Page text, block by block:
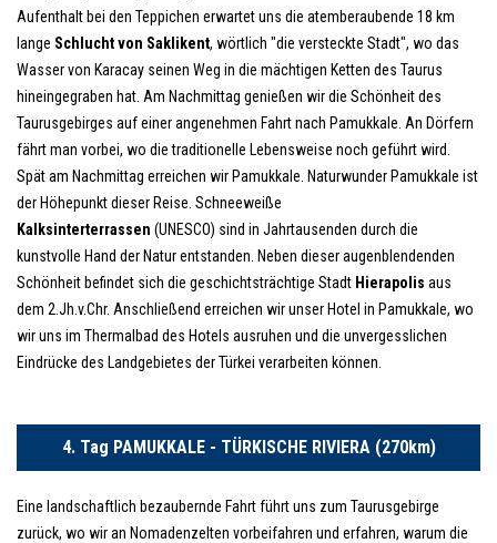
Aufenthalt bei den Teppichen erwartet uns die atemberaubende 18 km
lange Schlucht von Saklikent, wörtlich "die versteckte Stadt", wo das
Wasser von Karacay seinen Weg in die mächtigen Ketten des Taurus
hineingegraben hat. Am Nachmittag genießen wir die Schönheit des
Taurusgebirges auf einer angenehmen Fahrt nach Pamukkale. An Dörfern
fährt man vorbei, wo die traditionelle Lebensweise noch geführt wird.
Spät am Nachmittag erreichen wir Pamukkale. Naturwunder Pamukkale ist
der Höhepunkt dieser Reise. Schneeweiße
Kalksinterterrassen (UNESCO) sind in Jahrtausenden durch die
kunstvolle Hand der Natur entstanden. Neben dieser augenblendenden
Schönheit befindet sich die geschichtsträchtige Stadt Hierapolis aus
dem 2.Jh.v.Chr. Anschließend erreichen wir unser Hotel in Pamukkale, wo
wir uns im Thermalbad des Hotels ausruhen und die unvergesslichen
Eindrücke des Landgebietes der Türkei verarbeiten können.
4. Tag PAMUKKALE - TÜRKISCHE RIVIERA (270km)
Eine landschaftlich bezaubernde Fahrt führt uns zum Taurusgebirge
zurück, wo wir an Nomadenzelten vorbeifahren und erfahren, warum die